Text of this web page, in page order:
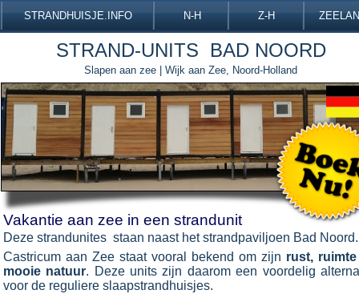
STRANDHUISJE.INFO N-H Z-H
Deze strandunites staan naast het strandpaviljoen Bad Noord.
Castricum aan Zee staat vooral bekend om zijn rust,
mooie natuur. Deze units zijn daarom een voordelig
voor de reguliere slaapstrandhuisjes.
Vakantie aan zee in een strandunit
STRAND-UNITS BAD NOORD
Slapen aan zee | Wijk aan Zee, Noord-Holland